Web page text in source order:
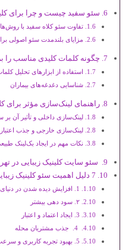
سئو سفید چیست و چرا برای
تفاوت سئو کلاه سفید با
مزایای بلندمدت سئو اصولی
چگونه کلمات کلیدی مناسب را
استفاده از ابزارهای تحلیل
شناسایی دغدغه‌های بیماران
راهنمای لینک‌سازی مؤثر برای
لینک‌سازی داخلی و تأثیر آن بر
لینک‌سازی خارجی و جذب اعتبار
نکات مهم در ایجاد بک‌لینک
سئو سایت کلینیک زیبایی در
7 دلیل اهمیت سئو کلینیک زیبایی
1. افزایش دیده ‌شدن در دنیای آنلاین
۲. سود دهی بیشتر
3. ایجاد اعتماد و اعتبار
4. جذب مشتریان محله
5. بهبود تجربه کاربری و سرعت سایت